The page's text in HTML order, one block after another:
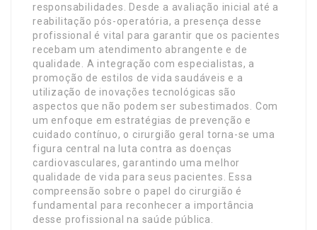
responsabilidades. Desde a avaliação inicial até a
reabilitação pós-operatória, a presença desse
profissional é vital para garantir que os pacientes
recebam um atendimento abrangente e de
qualidade. A integração com especialistas, a
promoção de estilos de vida saudáveis e a
utilização de inovações tecnológicas são
aspectos que não podem ser subestimados. Com
um enfoque em estratégias de prevenção e
cuidado contínuo, o cirurgião geral torna-se uma
figura central na luta contra as doenças
cardiovasculares, garantindo uma melhor
qualidade de vida para seus pacientes. Essa
compreensão sobre o papel do cirurgião é
fundamental para reconhecer a importância
desse profissional na saúde pública.